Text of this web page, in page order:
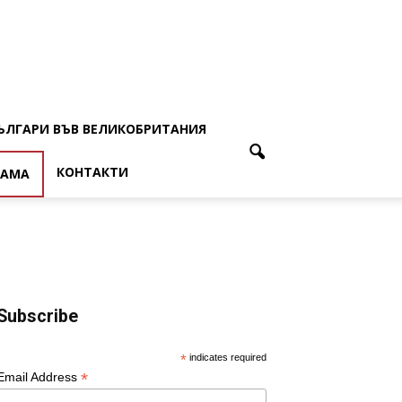
ВЪВ ВЕЛИКОБРИТАНИЯ
КОНТАКТИ
* indicates required
Address *